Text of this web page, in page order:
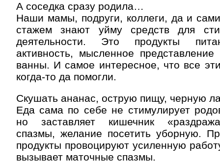
А соседка сразу родила…
Наши мамы, подруги, коллеги, да и
стажем знают уйму средств для
деятельности. Это продукты
активность, мысленное
ванны. И самое интересное, что все
когда-то да помогли.
Скушать ананас, острую пищу, черную
Еда сама по себе не стимулирует
но заставляет кишечник
спазмы, желание посетить уборную.
продукты провоцируют усиленную
вызывает маточные спазмы.